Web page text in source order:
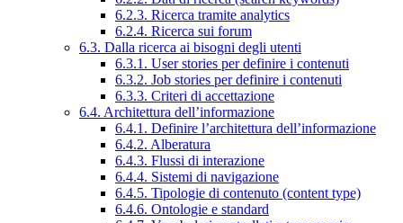
6.2.3. Ricerca tramite analytics
6.2.4. Ricerca sui forum
6.3. Dalla ricerca ai bisogni degli utenti
6.3.1. User stories per definire i contenuti
6.3.2. Job stories per definire i contenuti
6.3.3. Criteri di accettazione
6.4. Architettura dell’informazione
6.4.1. Definire l’architettura dell’informazione
6.4.2. Alberatura
6.4.3. Flussi di interazione
6.4.4. Sistemi di navigazione
6.4.5. Tipologie di contenuto (content type)
6.4.6. Ontologie e standard